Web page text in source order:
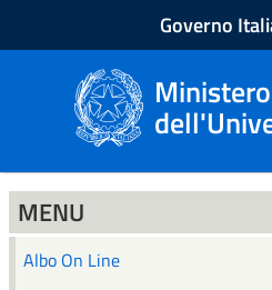
Governo
MENU
Albo On Line